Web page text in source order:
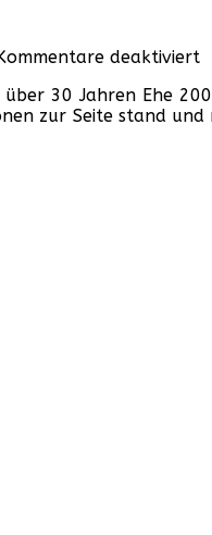
deaktiviert
30 Jahren Ehe
zur Seite stand